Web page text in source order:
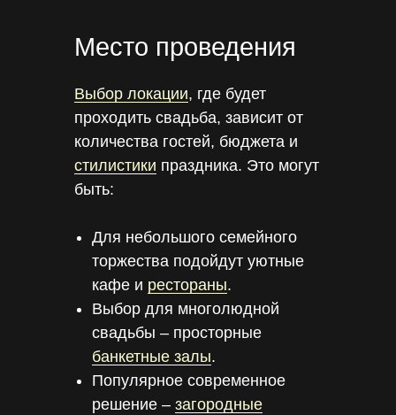
Место проведения
Выбор локации, где будет
проходить свадьба, зависит от
количества гостей, бюджета и
стилистики праздника. Это могут
быть:
Для небольшого семейного
торжества подойдут уютные
кафе и рестораны.
Выбор для многолюдной
свадьбы – просторные
банкетные залы.
Популярное современное
решение – загородные